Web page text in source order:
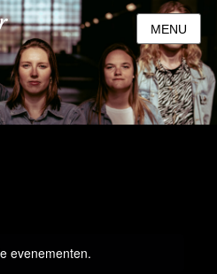
MENU
evenementen.